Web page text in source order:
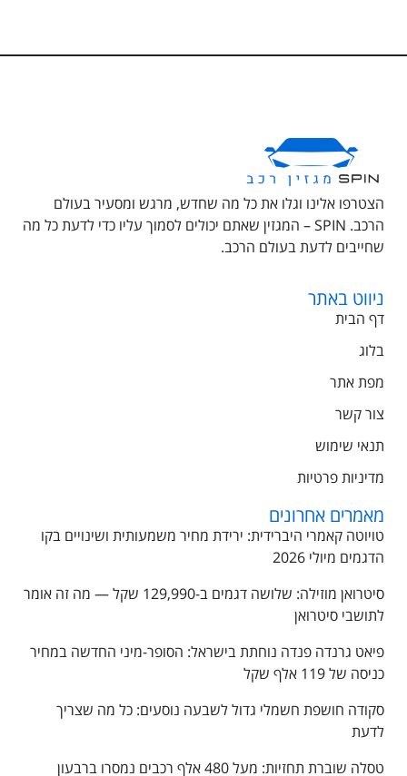
הצטרפו אלינו וגלו את כל מה שחדש, מרגש ומסעיר בעולם
הרכב. SPIN – המגזין שאתם יכולים לסמוך עליו כדי לדעת כל מה
שחייבים לדעת בעולם הרכב.
ניווט באתר
דף הבית
בלוג
מפת אתר
צור קשר
תנאי שימוש
מדיניות פרטיות
מאמרים אחרונים
טויוטה קאמרי היברידית: ירידת מחיר משמעותית ושינויים בקו
הדגמים מיולי 2026
סיטרואן מוזילה: שלושה דגמים ב-129,990 שקל — מה זה אומר
לתושבי סיטרואן
פיאט גרנדה פנדה נוחתת בישראל: הסופר-מיני החדשה במחיר
כניסה של 119 אלף שקל
סקודה חושפת חשמלי גדול לשבעה נוסעים: כל מה שצריך
לדעת
טסלה שוברת תחזיות: מעל 480 אלף רכבים נמסרו ברבעון